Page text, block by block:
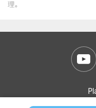
理。